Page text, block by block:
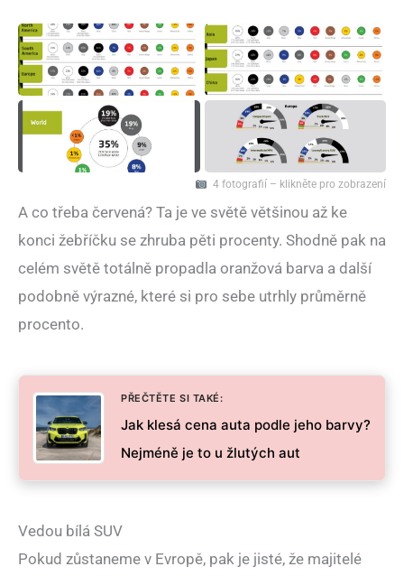
4 fotografií – klikněte pro zobrazení
A co třeba červená? Ta je ve světě většinou až ke
konci žebříčku se zhruba pěti procenty. Shodně pak na
celém světě totálně propadla oranžová barva a další
podobně výrazné, které si pro sebe utrhly průměrně
procento.
PŘEČTĚTE SI TAKÉ:
Jak klesá cena auta podle jeho barvy?
Nejméně je to u žlutých aut
Vedou bílá SUV
Pokud zůstaneme v Evropě, pak je jisté, že majitelé